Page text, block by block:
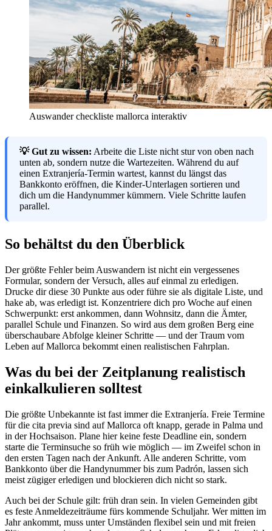
Auswander checkliste mallorca interaktiv
💡 Gut zu wissen: Arbeite die Liste nicht stur von oben nach
unten ab, sondern nutze die Wartezeiten. Während du auf
einen Extranjería-Termin wartest, kannst du längst das
Bankkonto eröffnen, die Kinder-Unterlagen sortieren und
dich um die Handynummer kümmern. Viele Schritte laufen
parallel.
So behältst du den Überblick
Der größte Fehler beim Auswandern ist nicht ein vergessenes
Formular, sondern der Versuch, alles auf einmal zu erledigen.
Drucke dir diese 30 Punkte aus oder führe sie als digitale Liste, und
hake ab, was erledigt ist. Konzentriere dich pro Woche auf einen
Schwerpunkt: erst ankommen, dann Wohnsitz, dann die Ämter,
parallel Schule und Finanzen. So wird aus dem großen Berg eine
überschaubare Abfolge kleiner Schritte — und der Traum vom
Leben auf Mallorca bekommt einen realistischen Fahrplan.
Was du bei der Zeitplanung realistisch
einkalkulieren solltest
Die größte Unbekannte ist fast immer die Extranjería. Freie Termine
für die cita previa sind auf Mallorca oft knapp, gerade in Palma und
in der Hochsaison. Plane hier keine feste Deadline ein, sondern
starte die Terminsuche so früh wie möglich — im Zweifel schon in
den ersten Tagen nach der Ankunft. Alle anderen Schritte, vom
Bankkonto über die Handynummer bis zum Padrón, lassen sich
meist zügiger erledigen und blockieren dich nicht so stark.
Auch bei der Schule gilt: früh dran sein. In vielen Gemeinden gibt
es feste Anmeldezeiträume fürs kommende Schuljahr. Wer mitten im
Jahr ankommt, muss unter Umständen flexibel sein und mit freien